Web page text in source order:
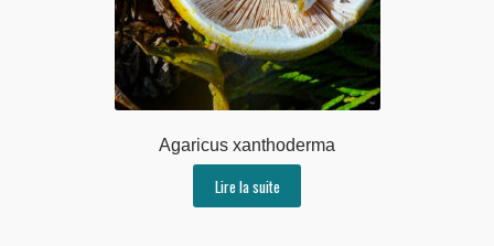
Agaricus xanthoderma
Lire la suite